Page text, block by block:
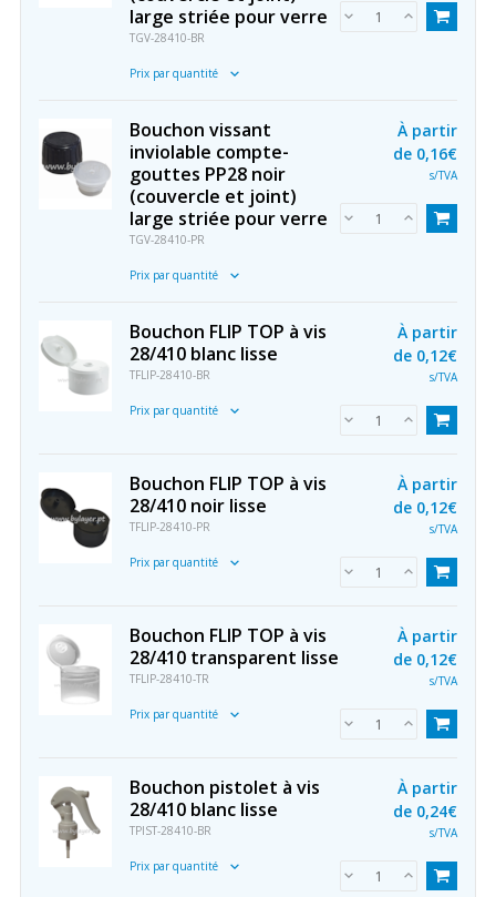
large striée pour verre
TGV-28410-BR
Prix par quantité
Bouchon vissant
inviolable compte-
gouttes PP28 noir
(couvercle et joint)
large striée pour verre
TGV-28410-PR
Prix par quantité
À partir
de 0,16€
s/TVA
Bouchon FLIP TOP à vis
28/410 blanc lisse
TFLIP-28410-BR
Prix par quantité
À partir
de 0,12€
s/TVA
Bouchon FLIP TOP à vis
28/410 noir lisse
TFLIP-28410-PR
Prix par quantité
À partir
de 0,12€
s/TVA
Bouchon FLIP TOP à vis
28/410 transparent lisse
TFLIP-28410-TR
Prix par quantité
À partir
de 0,12€
s/TVA
Bouchon pistolet à vis
28/410 blanc lisse
TPIST-28410-BR
Prix par quantité
À partir
de 0,24€
s/TVA